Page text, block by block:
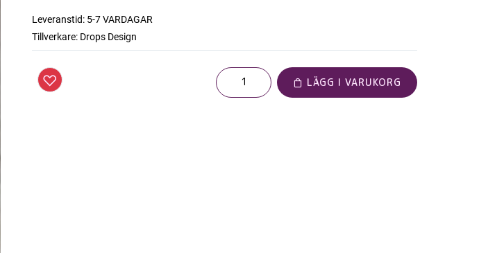
Leveranstid: 5-7 VARDAGAR
Tillverkare: Drops Design
LÄGG I VARUKORG